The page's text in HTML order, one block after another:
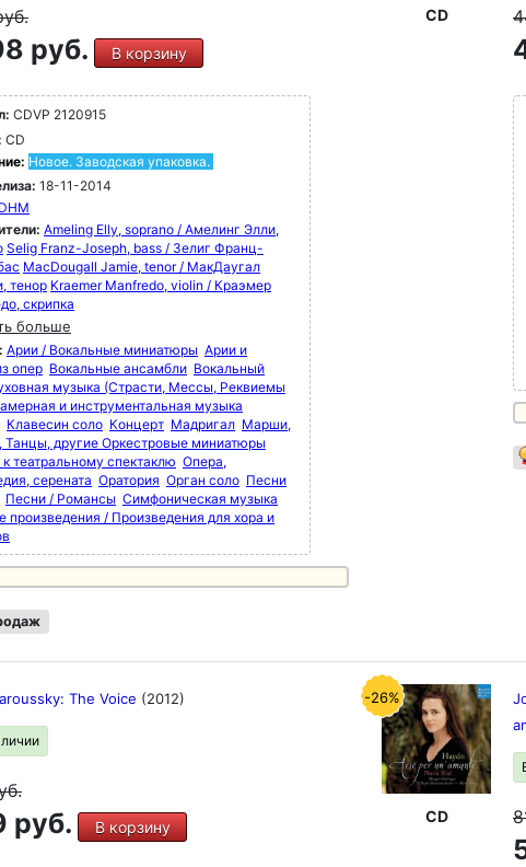
руб. В корзину
CDVP 2120915
CD
Новое. Заводская упаковка.
18-11-2014
DHM
Ameling Elly, soprano / Амелинг Элли,
Selig Franz-Joseph, bass / Зелиг Франц-
MacDougall Jamie, tenor / МакДаугал
тенор Kraemer Manfredo, violin / Краэмер
скрипка
больше
Арии / Вокальные миниатюры Арии и
опер Вокальные ансамбли Вокальный
музыка (Страсти, Мессы, Реквиемы
и инструментальная музыка
Клавесин соло Концерт Мадригал Марши,
Танцы, другие Оркестровые миниатюры
театральному спектаклю Опера,
серената Оратория Орган соло Песни
Песни / Романсы Симфоническая музыка
произведения / Произведения для хора и
CD
The Voice (2012)
руб. В корзину
-26%
CD